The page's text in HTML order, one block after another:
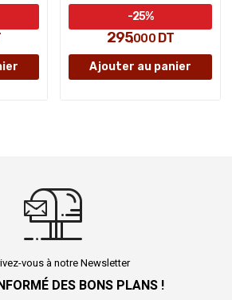
295,000DT
-25%
Ajouter au panier
vous à notre Newsletter
DES BONS PLANS !